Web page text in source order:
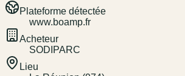
Plateforme détectée
www.boamp.fr
Acheteur
SODIPARC
Lieu